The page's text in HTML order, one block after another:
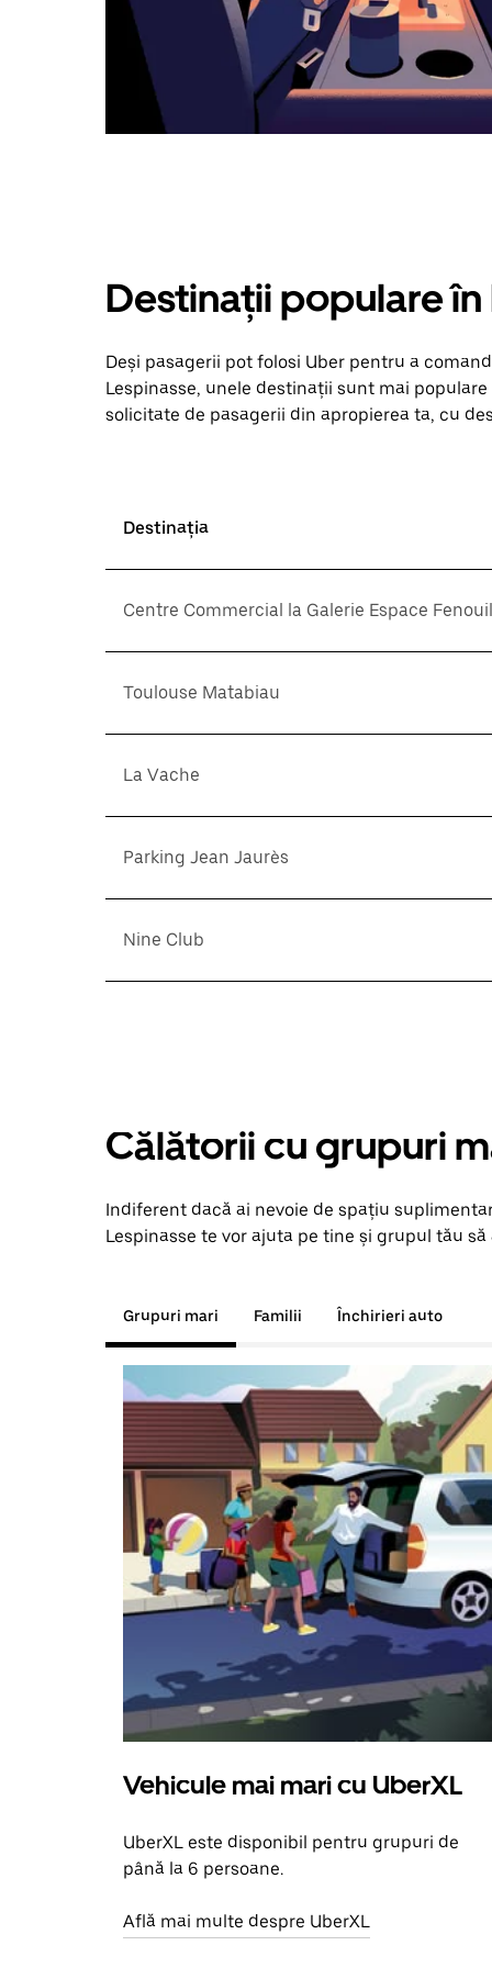
Destinații populare în
Deși pasagerii pot folosi Uber pentru a
Lespinasse, unele destinații sunt mai
solicitate de pasagerii din apropierea ta, cu
Destinația
Centre Commercial la Galerie Espace
Toulouse Matabiau
La Vache
Parking Jean Jaurès
Nine Club
Călătorii cu grupuri
Indiferent dacă ai nevoie de spațiu
Lespinasse te vor ajuta pe tine și grupul tău
Grupuri mari Familii Închirieri auto
Vehicule mai mari cu UberXL
UberXL este disponibil pentru grupuri de
până la 6 persoane.
Află mai multe despre UberXL